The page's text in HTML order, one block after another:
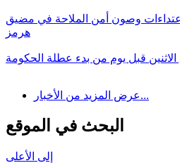
وصون أمن الملاحة في مضيق
هرمز
قبل يوم من بدء عطلة الحكومة
عرض المزيد من الأخبار...
البحث في الموقع
إلى الأعلى